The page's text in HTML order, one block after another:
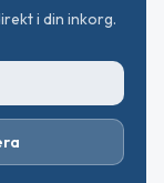
i din inkorg.